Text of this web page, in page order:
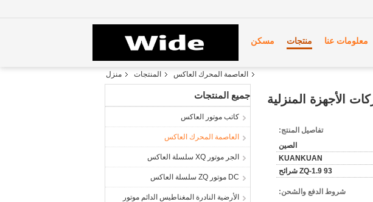
مسكن منتجات معلومات عنا
منزل المنتجات العاصمة المحرك العاكس
جميع المنتجات
كاتب موتور العاكس
العاصمة المحرك العاكس
الجر موتور XQ سلسلة العاكس
DC موتور ZQ سلسلة العاكس
الأرضية النادرة المغناطيس الدائم موتور
تفاصيل المنتج:
الصين
KUANKUAN
ZQ-1.9 93 شرائح
شروط الدفع والشحن: